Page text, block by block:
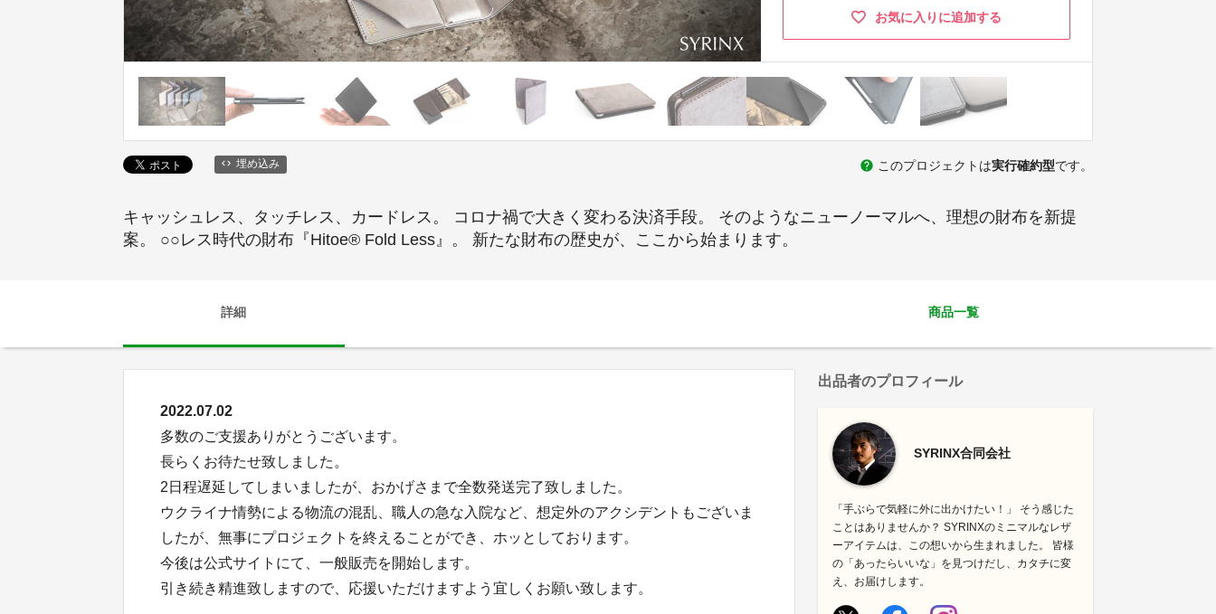
お気に入りに追加する
埋め込み help このプロジェクトは実行確約型です。
キャッシュレス、タッチレス、カードレス。 コロナ禍で大きく変わる決済手段。 そのようなニューノーマルへ、理想の財布を新提
案。 ○○レス時代の財布『Hitoe® Fold Less』。 新たな財布の歴史が、ここから始まります。
詳細 商品一覧
2022.07.02
多数のご支援ありがとうございます。
長らくお待たせ致しました。
2日程遅延してしまいましたが、おかげさまで全数発送完了致しました。
ウクライナ情勢による物流の混乱、職人の急な入院など、想定外のアクシデントもございま
したが、無事にプロジェクトを終えることができ、ホッとしております。
今後は公式サイトにて、一般販売を開始します。
引き続き精進致しますので、応援いただけますよう宜しくお願い致します。
出品者のプロフィール
SYRINX合同会社
「手ぶらで気軽に外に出かけたい！」 そう感じた
ことはありませんか？ SYRINXのミニマルなレザ
ーアイテムは、この想いから生まれました。 皆様
の「あったらいいな」を見つけだし、カタチに変
え、お届けします。